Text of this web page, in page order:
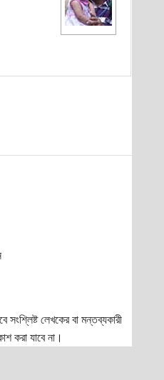
সংশ্লিষ্ট লেখকের বা মন্তব্যকারী
করা যাবে না।